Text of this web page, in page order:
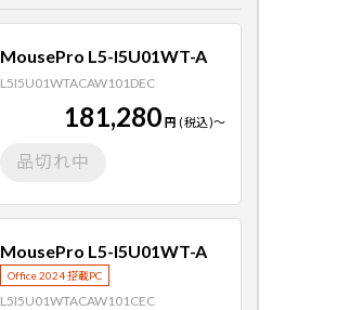
MousePro L5-I5U01WT-A
L5I5U01WTACAW101DEC
181,280 円 (税込)～
品切れ中
MousePro L5-I5U01WT-A
Office 2024 搭載PC
L5I5U01WTACAW101CEC